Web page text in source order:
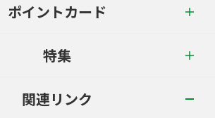
ポイントカード
特集
関連リンク